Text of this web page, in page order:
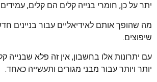
יתר על כן, חומרי בנייה קלים הם קלים,
מה שהופך אותם לאידיאליים עבור בניינים
שיפוצים.
עם יתרונות אלו בחשבון, אין זה פלא שבנייה
יותר ויותר עבור מבני מגורים ותעשייה כאחד.